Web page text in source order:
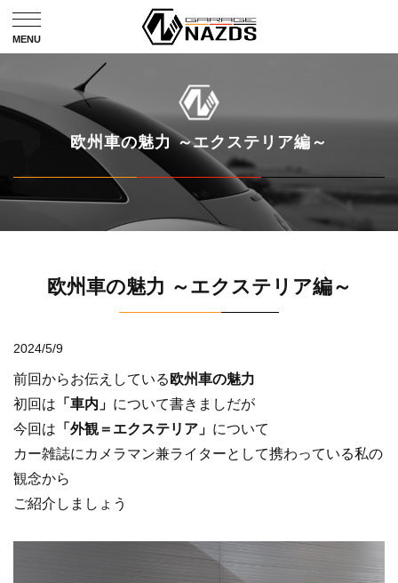
欧州車の魅力 ～エクステリア編～
欧州車の魅力 ～エクステリア編～
2024/5/9
前回からお伝えしている 欧州車の魅力
初回は 「車内」 について書きましだが
今回は 「外観＝エクステリア」 について
カー雑誌にカメラマン兼ライターとして携わっている私の
観念から
ご紹介しましょう